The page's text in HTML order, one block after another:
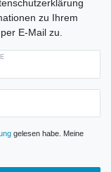
zu Ihrem
E-Mail zu.
gelesen habe. Meine